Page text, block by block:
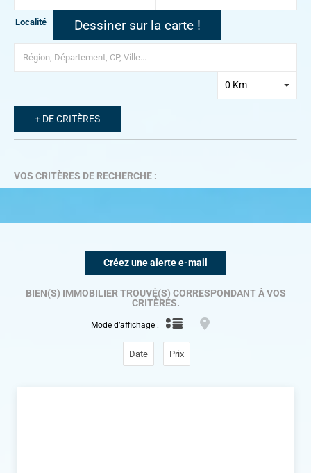
Localité Dessiner sur la carte !
0 Km
+ DE CRITÈRES
VOS CRITÈRES DE RECHERCHE :
Créez une alerte e-mail
Mode d’affichage :
BIEN(S) IMMOBILIER TROUVÉ(S) CORRESPONDANT À VOS
CRITÈRES.
Date Prix